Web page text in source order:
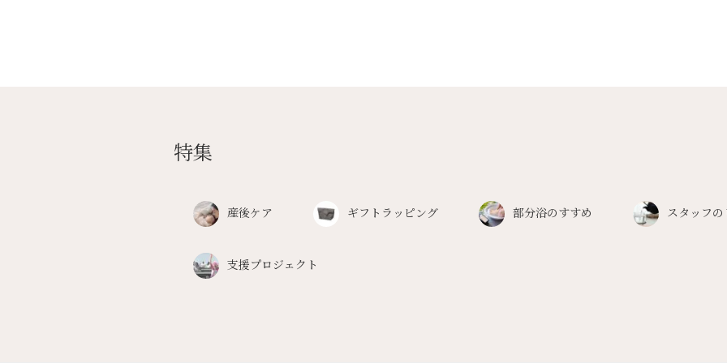
特集
産後ケア ギフトラッピング 部分浴のすすめ スタッフ
支援プロジェクト